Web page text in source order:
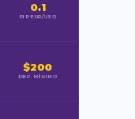
0.1
PIP EUR/USD
$200
DEP. MÍNIMO